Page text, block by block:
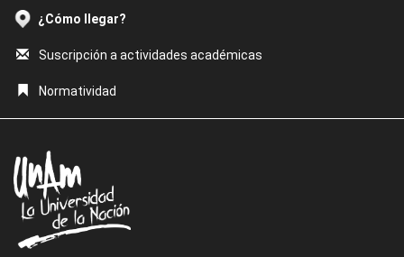
¿Cómo llegar?
Suscripción a actividades académicas
Normatividad